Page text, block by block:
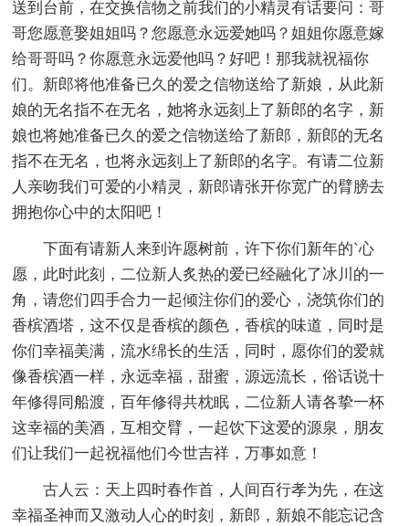
送到台前，在交换信物之前我们的小精灵有话要问：哥
哥您愿意娶姐姐吗？您愿意永远爱她吗？姐姐你愿意嫁
给哥哥吗？你愿意永远爱他吗？好吧！那我就祝福你
们。新郎将他准备已久的爱之信物送给了新娘，从此新
娘的无名指不在无名，她将永远刻上了新郎的名字，新
娘也将她准备已久的爱之信物送给了新郎，新郎的无名
指不在无名，也将永远刻上了新郎的名字。有请二位新
人亲吻我们可爱的小精灵，新郎请张开你宽广的臂膀去
拥抱你心中的太阳吧！
下面有请新人来到许愿树前，许下你们新年的`心
愿，此时此刻，二位新人炙热的爱已经融化了冰川的一
角，请您们四手合力一起倾注你们的爱心，浇筑你们的
香槟酒塔，这不仅是香槟的颜色，香槟的味道，同时是
你们幸福美满，流水绵长的生活，同时，愿你们的爱就
像香槟酒一样，永远幸福，甜蜜，源远流长，俗话说十
年修得同船渡，百年修得共枕眠，二位新人请各挚一杯
这幸福的美酒，互相交臂，一起饮下这爱的源泉，朋友
们让我们一起祝福他们今世吉祥，万事如意！
古人云：天上四时春作首，人间百行孝为先，在这
幸福圣神而又激动人心的时刻，新郎，新娘不能忘记含